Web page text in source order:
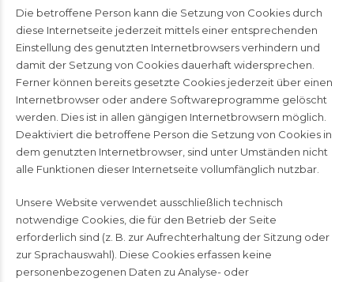
Die betroffene Person kann die Setzung von Cookies durch
diese Internetseite jederzeit mittels einer entsprechenden
Einstellung des genutzten Internetbrowsers verhindern und
damit der Setzung von Cookies dauerhaft widersprechen.
Ferner können bereits gesetzte Cookies jederzeit über einen
Internetbrowser oder andere Softwareprogramme gelöscht
werden. Dies ist in allen gängigen Internetbrowsern möglich.
Deaktiviert die betroffene Person die Setzung von Cookies in
dem genutzten Internetbrowser, sind unter Umständen nicht
alle Funktionen dieser Internetseite vollumfänglich nutzbar.
Unsere Website verwendet ausschließlich technisch
notwendige Cookies, die für den Betrieb der Seite
erforderlich sind (z. B. zur Aufrechterhaltung der Sitzung oder
zur Sprachauswahl). Diese Cookies erfassen keine
personenbezogenen Daten zu Analyse- oder